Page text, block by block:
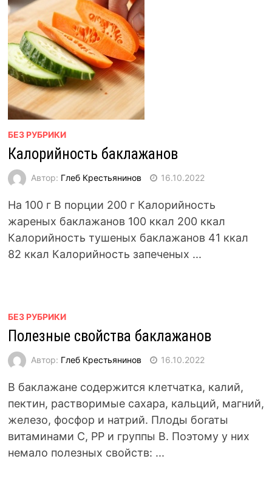
БЕЗ РУБРИКИ
Калорийность баклажанов
Автор: Глеб Крестьянинов 16.10.2022
На 100 г В порции 200 г Калорийность
жареных баклажанов 100 ккал 200 ккал
Калорийность тушеных баклажанов 41 ккал
82 ккал Калорийность запеченых ...
БЕЗ РУБРИКИ
Полезные свойства баклажанов
Автор: Глеб Крестьянинов 16.10.2022
В баклажане содержится клетчатка, калий,
пектин, растворимые сахара, кальций, магний,
железо, фосфор и натрий. Плоды богаты
витаминами С, РР и группы В. Поэтому у них
немало полезных свойств: ...